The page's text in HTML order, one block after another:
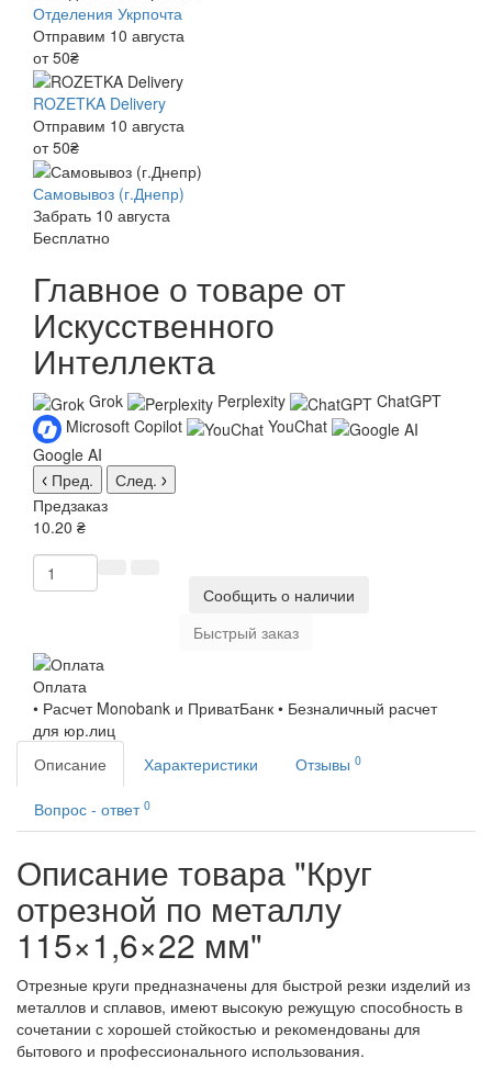
Отделения Укрпочта
Отправим 10 августа
от 50₴
ROZETKA Delivery
Отправим 10 августа
от 50₴
Самовывоз (г.Днепр)
Забрать 10 августа
Бесплатно
Главное о товаре от
Искусственного
Интеллекта
Grok Perplexity
ChatGPT
Microsoft Copilot
YouChat
Google AI
Пред.
След.
Предзаказ
10.20 ₴
Сообщить о наличии
Быстрый заказ
Оплата
• Расчет Monobank и ПриватБанк • Безналичный расчет
для юр.лиц
Описание
Характеристики Отзывы 0
Вопрос - ответ 0
Описание товара "Круг
отрезной по металлу
115×1,6×22 мм"
Отрезные круги предназначены для быстрой резки изделий из
металлов и сплавов, имеют высокую режущую способность в
сочетании с хорошей стойкостью и рекомендованы для
бытового и профессионального использования.